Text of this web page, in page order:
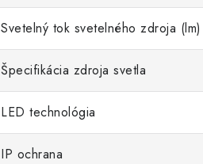
Svetelný tok svetelného zdroja (lm)
Špecifikácia zdroja svetla
LED technológia
IP ochrana